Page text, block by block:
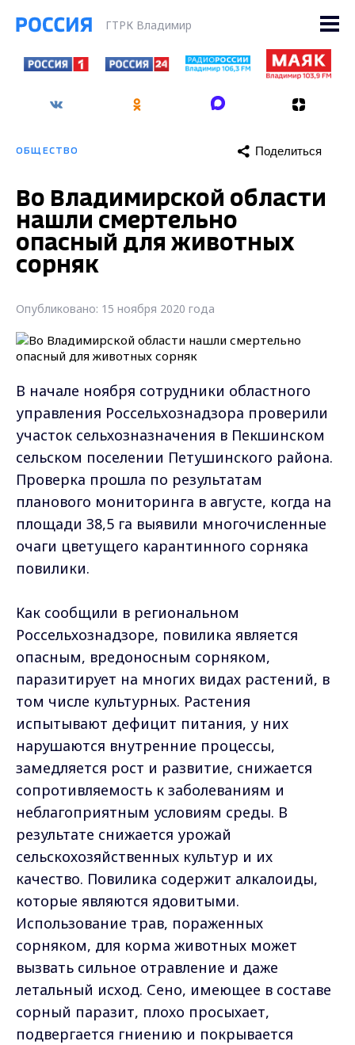
ГТРК Владимир
ОБЩЕСТВО Поделиться
Во Владимирской области
нашли смертельно
опасный для животных
сорняк
Опубликовано: 15 ноября 2020 года
В начале ноября сотрудники областного
управления Россельхознадзора проверили
участок сельхозназначения в Пекшинском
сельском поселении Петушинского района.
Проверка прошла по результатам
планового мониторинга в августе, когда на
площади 38,5 га выявили многочисленные
очаги цветущего карантинного сорняка
повилики.
Как сообщили в региональном
Россельхознадзоре, повилика является
опасным, вредоносным сорняком,
паразитирует на многих видах растений, в
том числе культурных. Растения
испытывают дефицит питания, у них
нарушаются внутренние процессы,
замедляется рост и развитие, снижается
сопротивляемость к заболеваниям и
неблагоприятным условиям среды. В
результате снижается урожай
сельскохозяйственных культур и их
качество. Повилика содержит алкалоиды,
которые являются ядовитыми.
Использование трав, пораженных
сорняком, для корма животных может
вызвать сильное отравление и даже
летальный исход. Сено, имеющее в составе
сорный паразит, плохо просыхает,
подвергается гниению и покрывается